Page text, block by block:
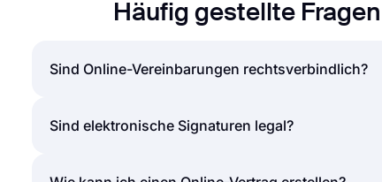
Häufig gestellte
Sind Online-Vereinbarungen rechtsverbindlich?
Die einfache Antwort auf diese Frage lautet "Ja".
Vereinbarungen sind genauso wirksam wie
Sind elektronische Signaturen legal?